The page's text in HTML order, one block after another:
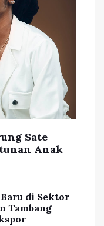
Sate
Anak
di Sektor
Tambang